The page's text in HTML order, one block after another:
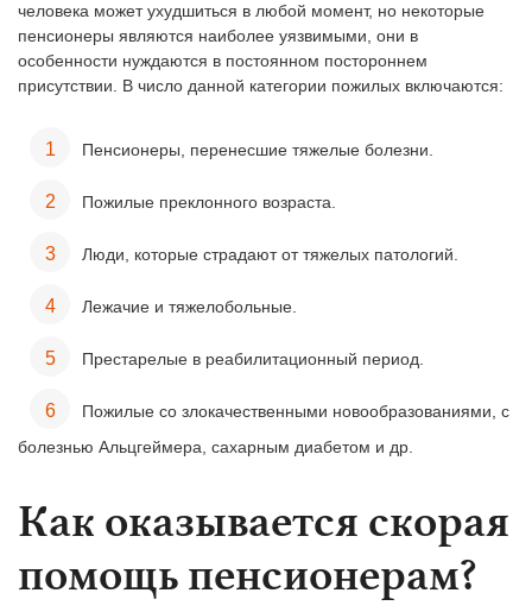
человека может ухудшиться в любой момент, но некоторые
пенсионеры являются наиболее уязвимыми, они в
особенности нуждаются в постоянном постороннем
присутствии. В число данной категории пожилых включаются:
Пенсионеры, перенесшие тяжелые болезни.
Пожилые преклонного возраста.
Люди, которые страдают от тяжелых патологий.
Лежачие и тяжелобольные.
Престарелые в реабилитационный период.
Пожилые со злокачественными новообразованиями, с
болезнью Альцгеймера, сахарным диабетом и др.
Как оказывается скорая
помощь пенсионерам?